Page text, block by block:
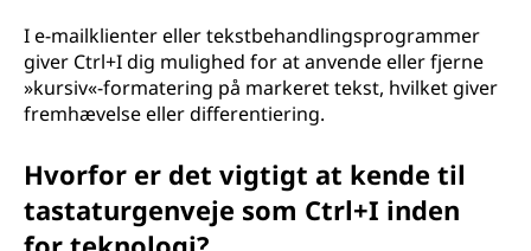
I e-mailklienter eller tekstbehandlingsprogrammer
giver Ctrl+I dig mulighed for at anvende eller fjerne
»kursiv«-formatering på markeret tekst, hvilket giver
fremhævelse eller differentiering.
Hvorfor er det vigtigt at kende til
tastaturgenveje som Ctrl+I inden